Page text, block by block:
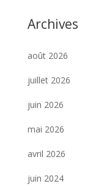
Archives
août 2026
juillet 2026
juin 2026
mai 2026
avril 2026
juin 2024